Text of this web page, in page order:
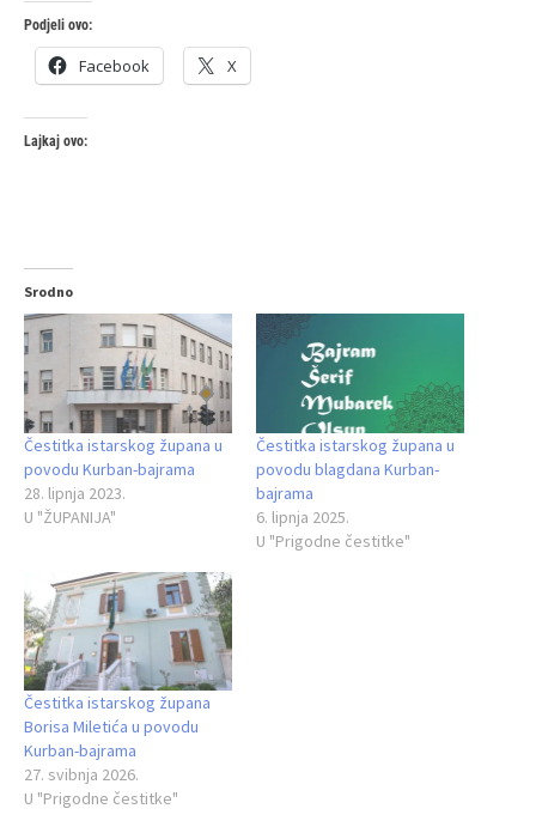
Podjeli ovo:
Facebook X
Lajkaj ovo:
Srodno
Čestitka istarskog župana u
povodu Kurban-bajrama
28. lipnja 2023.
U "ŽUPANIJA"
Čestitka istarskog župana u
povodu blagdana Kurban-
bajrama
6. lipnja 2025.
U "Prigodne čestitke"
Čestitka istarskog župana
Borisa Miletića u povodu
Kurban-bajrama
27. svibnja 2026.
U "Prigodne čestitke"